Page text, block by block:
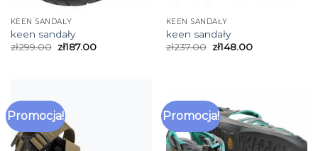
KEEN SANDAŁY
keen sandały
zł299.00 zł187.00
KEEN SANDAŁY
keen sandały
zł237.00 zł148.00
Promocja! Promocja!